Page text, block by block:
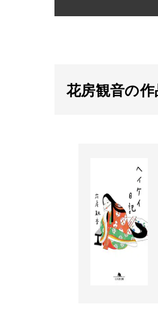
花房観音の作